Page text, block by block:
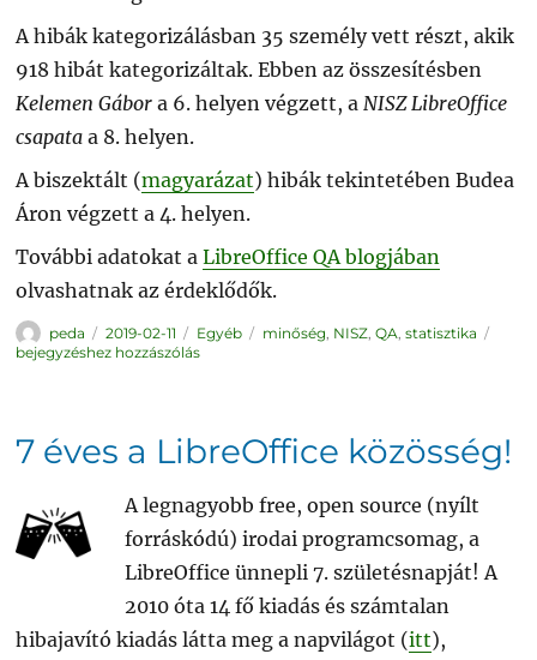
A hibák kategorizálásban 35 személy vett részt, akik
918 hibát kategorizáltak. Ebben az összesítésben
Kelemen Gábor a 6. helyen végzett, a NISZ LibreOffice
csapata a 8. helyen.
A biszektált (magyarázat) hibák tekintetében Budea
Áron végzett a 4. helyen.
További adatokat aLibreOffice QA blogjában
olvashatnak az érdeklődők.
Szerző
peda Közzétéve
2019-02-11 Kategória
Egyéb Címke
minőség NISZ, QA statisztika
bejegyzéshez hozzászólás
7 éves a LibreOffice közösség!
A legnagyobb free, open source (nyílt
forráskódú) irodai programcsomag, a
LibreOffice ünnepli 7. születésnapját! A
2010 óta 14 fő kiadás és számtalan
hibajavító kiadás látta meg a napvilágot (itt),